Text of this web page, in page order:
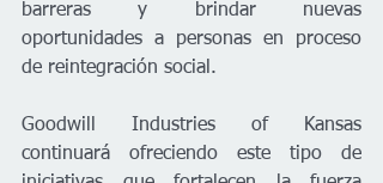
barreras y brindar nuevas
oportunidades a personas en proceso
de reintegración social.
Goodwill Industries of Kansas
continuará ofreciendo este tipo de